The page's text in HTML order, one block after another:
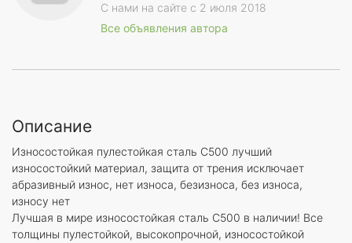
С нами на сайте с 2 июля 2018
Все объявления автора
Описание
Износостойкая пулестойкая сталь С500 лучший
износостойкий материал, защита от трения исключает
абразивный износ, нет износа, безизноса, без износа,
износу нет
Лучшая в мире износостойкая сталь С500 в наличии! Все
толщины пулестойкой, высокопрочной, износостойкой